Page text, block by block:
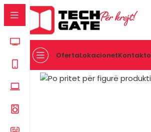
Për krejt!
OfertaLokacionetKontakto
Kreu